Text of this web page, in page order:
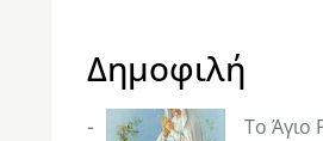
Δημοφιλή
Το Άγιο